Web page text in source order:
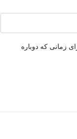
زمانی که دوباره